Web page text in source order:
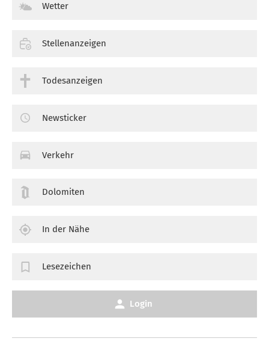
Wetter
Stellenanzeigen
Todesanzeigen
Newsticker
Verkehr
Dolomiten
In der Nähe
Lesezeichen
Login